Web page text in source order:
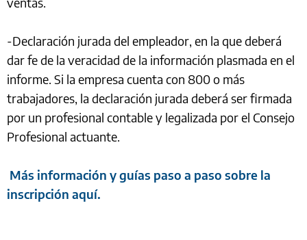
-Declaración jurada del empleador, en la que deberá
dar fe de la veracidad de la información plasmada en el
informe. Si la empresa cuenta con 800 o más
trabajadores, la declaración jurada deberá ser firmada
por un profesional contable y legalizada por el Consejo
Profesional actuante.
Más información y guías paso a paso sobre la
inscripción aquí.